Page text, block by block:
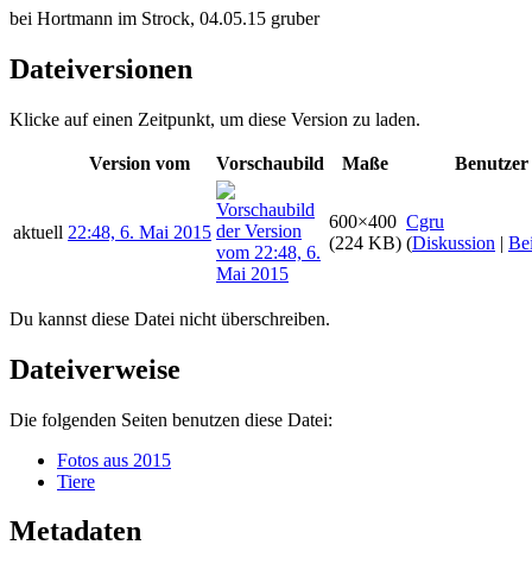
bei Hortmann im Strock, 04.05.15 gruber
Dateiversionen
Klicke auf einen Zeitpunkt, um diese Version zu laden.
Version vom Vorschaubild Maße Benutzer
aktuell 22:48, 6. Mai 2015
600×400
(224 KB)
Cgru
(Diskussion |
Du kannst diese Datei nicht überschreiben.
Dateiverweise
Die folgenden Seiten benutzen diese Datei:
Fotos aus 2015
Tiere
Metadaten